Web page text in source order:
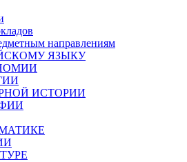
направлениям
ЯЗЫКУ
ИСТОРИИ